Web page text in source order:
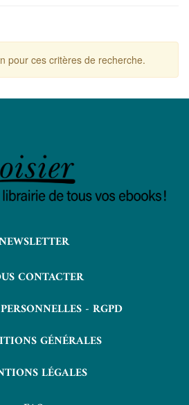
pour ces critères de recherche.
CONTACTER
- RGPD
GÉNÉRALES
LÉGALES